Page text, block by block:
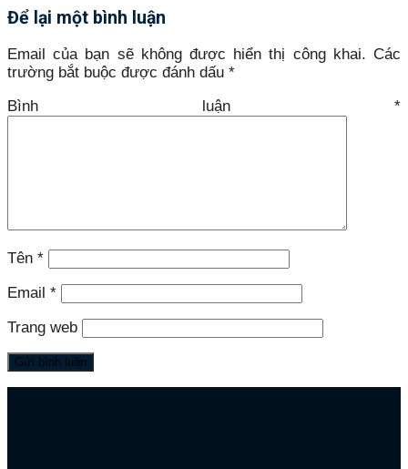
Để lại một bình luận
Email của bạn sẽ không được hiển thị công khai. Các
trường bắt buộc được đánh dấu *
Bình luận *
Tên *
Email *
Trang web